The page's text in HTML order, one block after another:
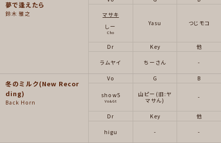
夢で逢えたら
鈴木 雅之
マサキ
しー
Cho
Yasu つじモコ
Dr
ラムヤイ
Key
ちーさん
他
-
冬のミルク(New Recor
ding)
Back Horn
Vo
show5
Vo&Gt
G
山ピー(旧:ヤ
マサん)
B
-
Dr
higu
Key
-
他
-